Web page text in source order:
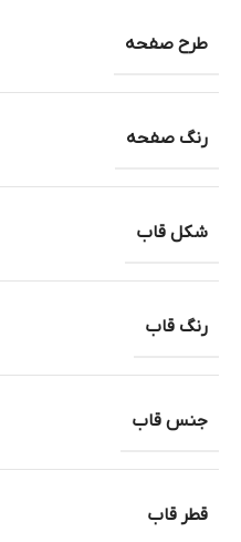
طرح صفحه
رنگ صفحه
شکل قاب
رنگ قاب
جنس قاب
قطر قاب